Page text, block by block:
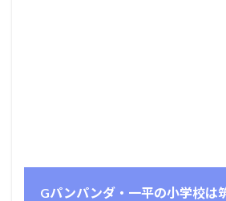
Gパンパンダ・一平の小学校は